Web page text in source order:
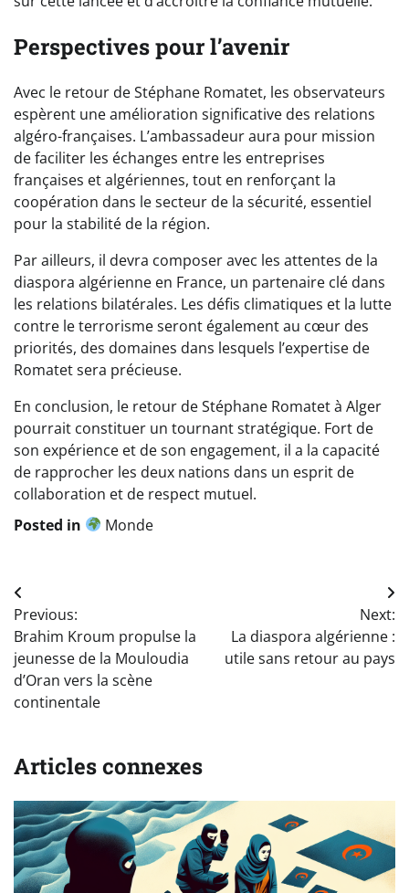
Perspectives pour l’avenir
Avec le retour de Stéphane Romatet, les observateurs
espèrent une amélioration significative des relations
algéro-françaises. L’ambassadeur aura pour mission
de faciliter les échanges entre les entreprises
françaises et algériennes, tout en renforçant la
coopération dans le secteur de la sécurité, essentiel
pour la stabilité de la région.
Par ailleurs, il devra composer avec les attentes de la
diaspora algérienne en France, un partenaire clé dans
les relations bilatérales. Les défis climatiques et la lutte
contre le terrorisme seront également au cœur des
priorités, des domaines dans lesquels l’expertise de
Romatet sera précieuse.
En conclusion, le retour de Stéphane Romatet à Alger
pourrait constituer un tournant stratégique. Fort de
son expérience et de son engagement, il a la capacité
de rapprocher les deux nations dans un esprit de
collaboration et de respect mutuel.
Posted in
Monde
Navigation
de
l’article
Previous:
Brahim Kroum propulse la
jeunesse de la Mouloudia
d’Oran vers la scène
continentale
Next:
La diaspora algérienne :
utile sans retour au pays
Articles connexes